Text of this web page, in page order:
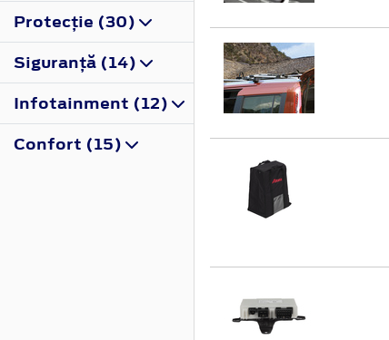
Protecţie (30)
Siguranţă (14)
Infotainment (12)
Confort (15)